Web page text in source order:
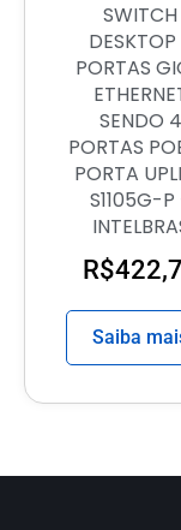
SWITCH
PORTAS
SENDO 4
PORTAS
PORTA
S1105G-P
R$
Saiba